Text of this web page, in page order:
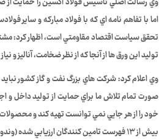
اما با تفاهم نامه اي که با فولاد مبارکه و ساير
توليد اين ورق ها از آنجا که از نظر ضخامت، آناليز
وي اعلام کرد: شرکت هاي بزرگ نفت و گاز کشور نبايد
صورت تمام تلاش ما براي حمايت از توليد داخل و
خود را از هر جايي نمي توانست تهيه کند و
بيش از ۱۳ فهرست تامين کنندگان